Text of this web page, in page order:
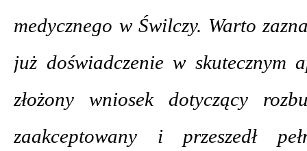
medycznego w Świlczy. Warto
już doświadczenie w skutecznym
złożony wniosek dotyczący
zaakceptowany i przeszedł